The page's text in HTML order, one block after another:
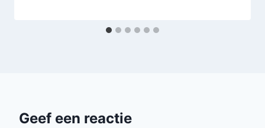
Geef een reactie